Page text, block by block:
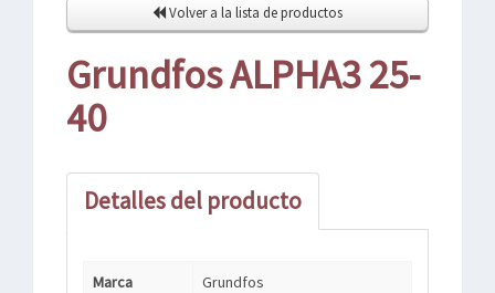
Volver a la lista de productos
Grundfos ALPHA3 25-
40
Detalles del producto
Marca Grundfos